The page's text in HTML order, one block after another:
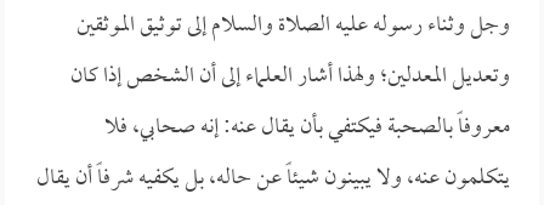
وجل وثناء رسوله عليه الصلاة والسلام إلى توثيق الموثقين
وتعديل المعدلين؛ ولهذا أشار العلماء إلى أن الشخص إذا كان
معروفاً بالصحبة فيكتفي بأن يقال عنه: إنه صحابي، فلا
يتكلمون عنه، ولا يبينون شيئاً عن حاله، بل يكفيه شرفاً أن يقال